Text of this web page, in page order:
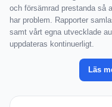
och försämrad prestanda så
har problem. Rapporter
samt vårt egna utvecklade
uppdateras kontinuerligt.
Läs